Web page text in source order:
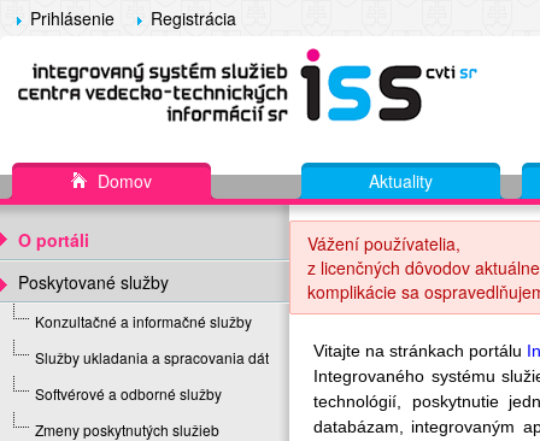
Prihlásenie Registrácia
Domov Aktuality
O portáli
Poskytované služby
Konzultačné a informačné služby
Služby ukladania a spracovania dát
Softvérové a odborné služby
Zmeny poskytnutých služieb
Vážení používatelia,
z licenčných dôvodov
komplikácie sa
Vitajte na stránkach portálu
Integrovaného systému
technológií, poskytnutie
databázam, integrovaným